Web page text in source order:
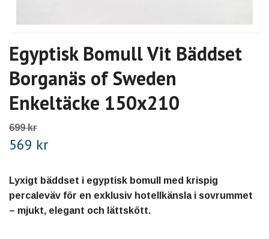
Egyptisk Bomull Vit Bäddset
Borganäs of Sweden
Enkeltäcke 150x210
699 kr
569 kr
Lyxigt bäddset i egyptisk bomull med krispig
percaleväv för en exklusiv hotellkänsla i sovrummet
– mjukt, elegant och lättskött.